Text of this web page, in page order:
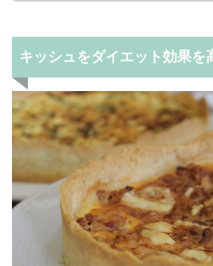
キッシュをダイエット効果を